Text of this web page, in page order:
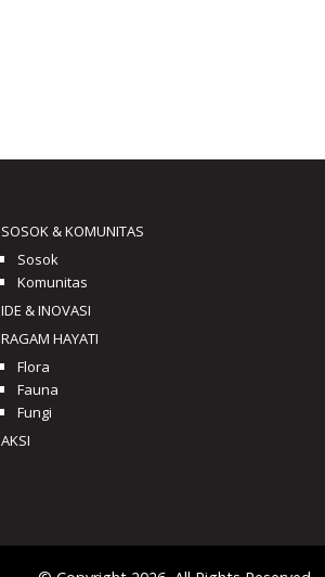
SOSOK & KOMUNITAS
Sosok
Komunitas
IDE & INOVASI
RAGAM HAYATI
Flora
Fauna
Fungi
AKSI